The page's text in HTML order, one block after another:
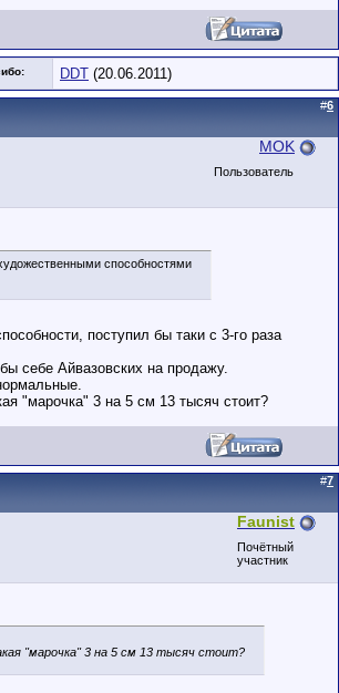
DDT (20.06.2011)
#6
MOK
Пользователь
способностями
поступил бы таки с 3-го раза
себе Айвазовских на продажу.
"марочка" 3 на 5 см 13 тысяч стоит?
#7
Faunist
Почётный
участник
"марочка" 3 на 5 см 13 тысяч стоит?